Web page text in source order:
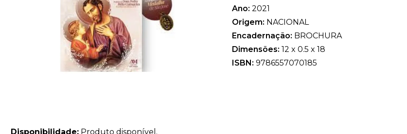
Disponibilidade: Produto disponível.
Ano: 2021
Origem: NACIONAL
Encadernação: BROCHURA
Dimensões: 12 x 0.5 x 18
ISBN: 9786557070185